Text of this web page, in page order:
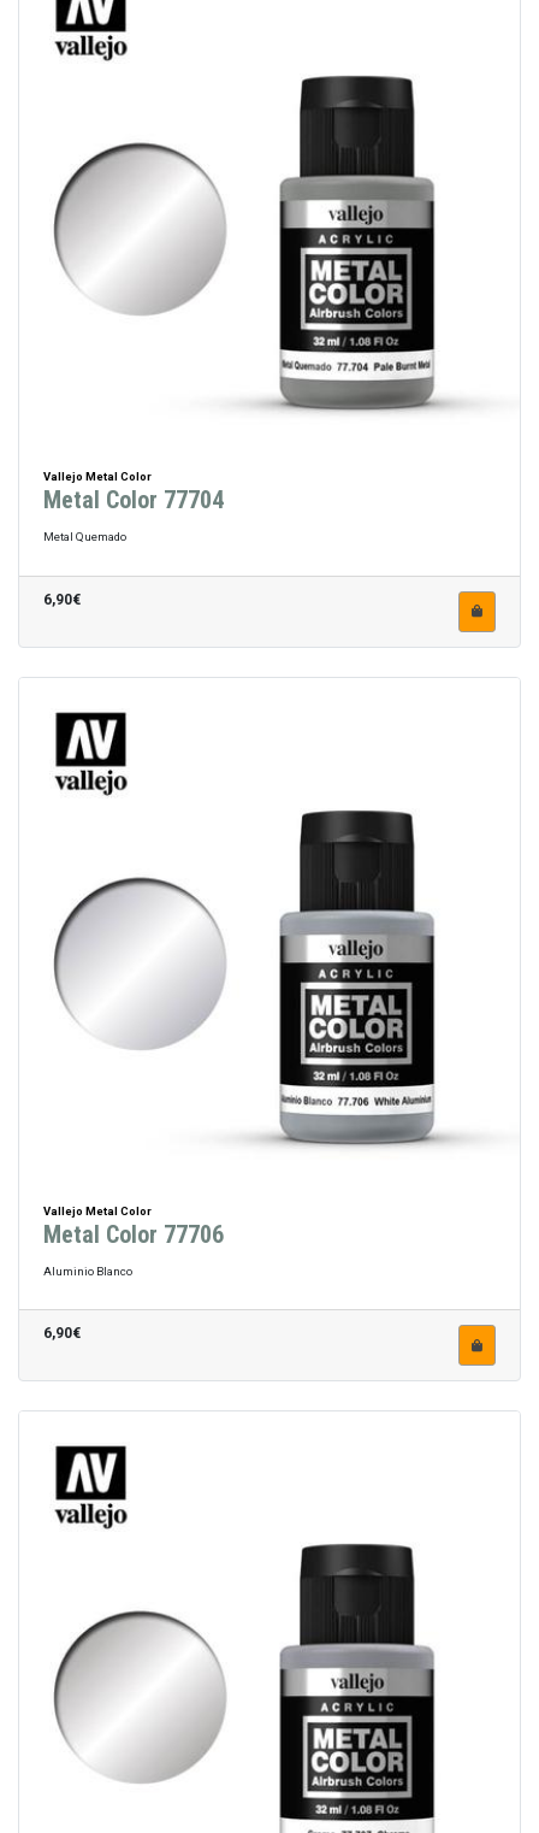
Vallejo Metal Color
Metal Color 77704
Metal Quemado
6,90€
Vallejo Metal Color
Metal Color 77706
Aluminio Blanco
6,90€